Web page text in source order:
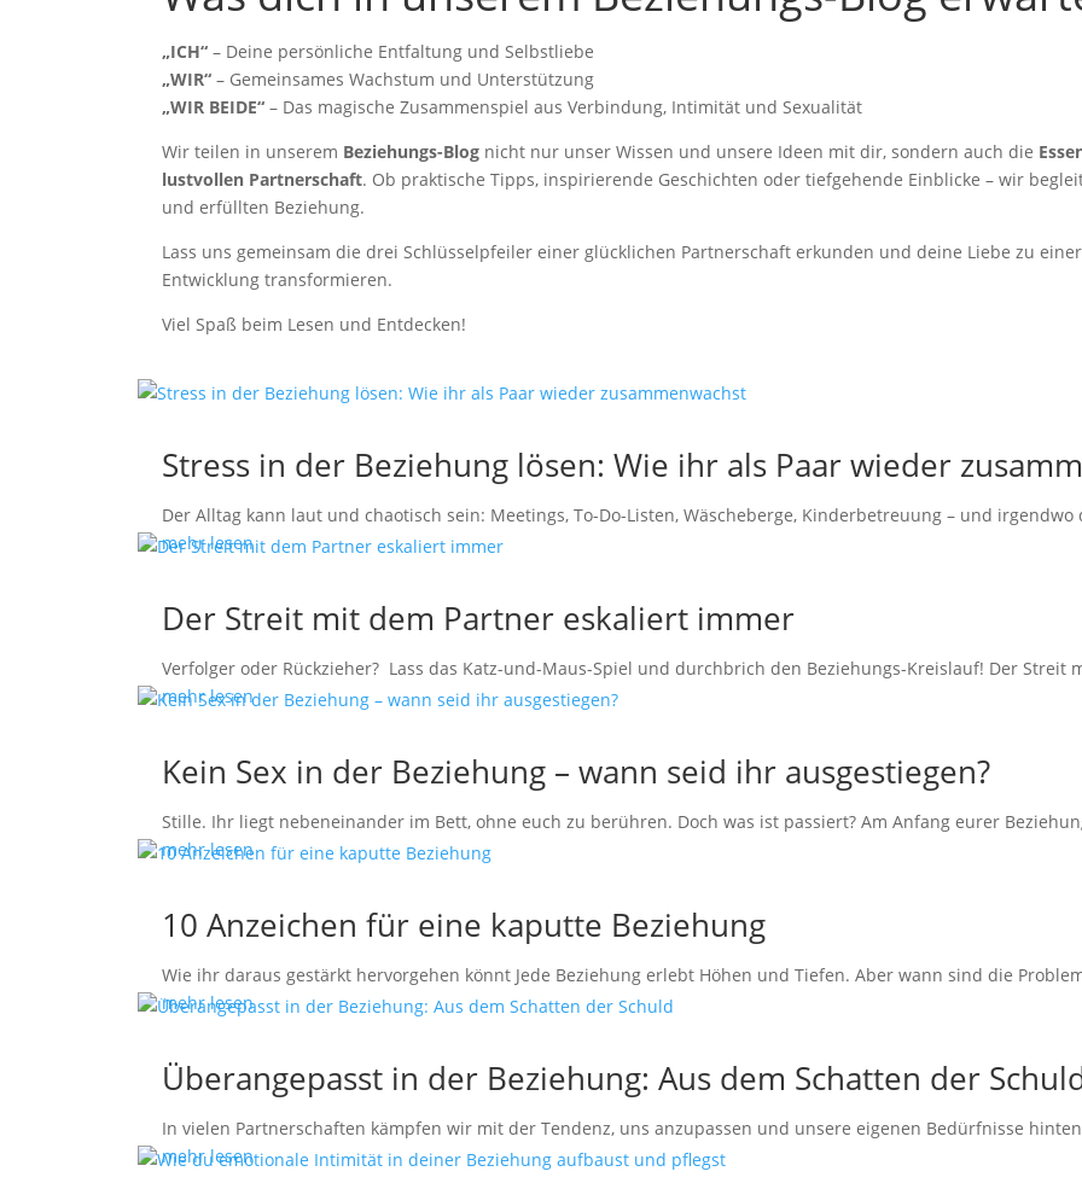
„ICH“– Deine persönliche Entfaltung und Selbstliebe
„WIR“– Gemeinsames Wachstum und Unterstützung
„WIR BEIDE“– Das magische Zusammenspiel aus Verbindung, Intimität und Sexualität
Wir teilen in unserem Beziehungs-Blog nicht nur unser Wissen und unsere Ideen mit dir, sondern auch die
lustvollen Partnerschaft. Ob praktische Tipps, inspirierende Geschichten oder tiefgehende Einblicke – wir
und erfüllten Beziehung.
Lass uns gemeinsam die drei Schlüsselpfeiler einer glücklichen Partnerschaft erkunden und deine Liebe zu
Entwicklung transformieren.
Viel Spaß beim Lesen und Entdecken!
Stress in der Beziehung lösen: Wie ihr als Paar wieder
Der Alltag kann laut und chaotisch sein: Meetings, To-Do-Listen, Wäscheberge, Kinderbetreuung – und
mehr lesen
Der Streit mit dem Partner eskaliert immer
Verfolger oder Rückzieher? Lass das Katz-und-Maus-Spiel und durchbrich den Beziehungs-Kreislauf! Der Streit
mehr lesen
Kein Sex in der Beziehung – wann seid ihr ausgestiegen?
Stille. Ihr liegt nebeneinander im Bett, ohne euch zu berühren. Doch was ist passiert? Am Anfang eurer
mehr lesen
10 Anzeichen für eine kaputte Beziehung
Wie ihr daraus gestärkt hervorgehen könnt Jede Beziehung erlebt Höhen und Tiefen. Aber wann sind die
mehr lesen
Überangepasst in der Beziehung: Aus dem Schatten der
In vielen Partnerschaften kämpfen wir mit der Tendenz, uns anzupassen und unsere eigenen Bedürfnisse
mehr lesen